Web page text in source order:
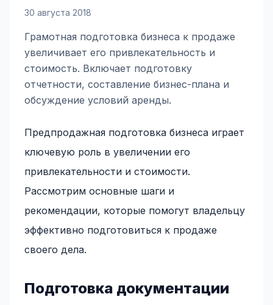
30 августа 2018
Грамотная подготовка бизнеса к продаже
увеличивает его привлекательность и
стоимость. Включает подготовку
отчетности, составление бизнес-плана и
обсуждение условий аренды.
Предпродажная подготовка бизнеса играет
ключевую роль в увеличении его
привлекательности и стоимости.
Рассмотрим основные шаги и
рекомендации, которые помогут владельцу
эффективно подготовиться к продаже
своего дела.
Подготовка документации